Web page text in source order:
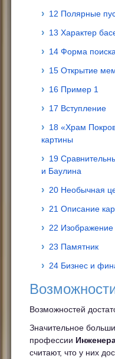
12 Полярные
13 Характер
14 Форма поиска
15 Открытие
16 Пример 1
17 Вступление
18 «Храм
картины
19
и Баулина
20 Необычная
21 Описание
22 Изображение
23 Памятник
24 Бизнес и
Возможностей
Значительное
профессии
считают, что у них